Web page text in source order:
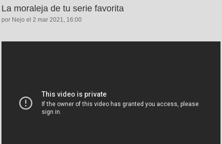
La moraleja de tu serie favorita
por Nejo el 2 mar 2021, 16:00